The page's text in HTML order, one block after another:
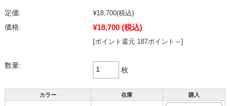
定価: ¥18,700(税込)
価格:
¥18,700 (税込)
[ポイント還元 187ポイント～]
数量:
枚
カラー 在庫 購入